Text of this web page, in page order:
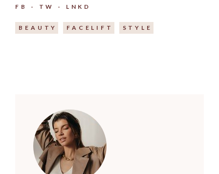
FB TW LNKD
BEAUTY FACELIFT STYLE